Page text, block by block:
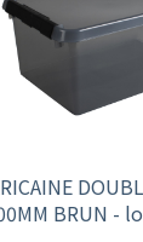
BRUN -